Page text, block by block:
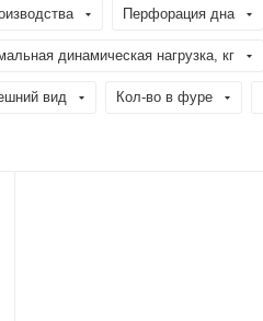
Перфорация дна
динамическая нагрузка, кг
вид Кол-во в фуре